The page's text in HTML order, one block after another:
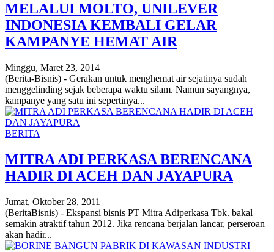
MELALUI MOLTO, UNILEVER
INDONESIA KEMBALI GELAR
KAMPANYE HEMAT AIR
Minggu, Maret 23, 2014
(Berita-Bisnis) - Gerakan untuk menghemat air sejatinya sudah
menggelinding sejak beberapa waktu silam. Namun sayangnya,
kampanye yang satu ini sepertinya...
BERITA
MITRA ADI PERKASA BERENCANA
HADIR DI ACEH DAN JAYAPURA
Jumat, Oktober 28, 2011
(BeritaBisnis) - Ekspansi bisnis PT Mitra Adiperkasa Tbk. bakal
semakin atraktif tahun 2012. Jika rencana berjalan lancar, perseroan
akan hadir...